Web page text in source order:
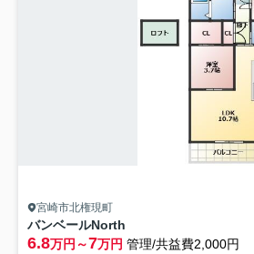
宮崎市北権現町
バンベールNorth
6.8万円～7万円 管理/共益費2,000円